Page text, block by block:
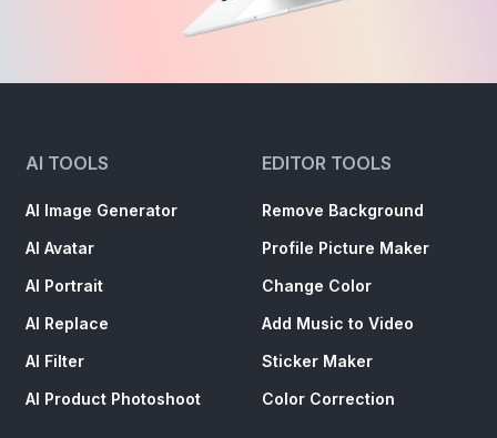
AI TOOLS
AI Image Generator
AI Avatar
AI Portrait
AI Replace
AI Filter
AI Product Photoshoot
EDITOR TOOLS
Remove Background
Profile Picture Maker
Change Color
Add Music to Video
Sticker Maker
Color Correction